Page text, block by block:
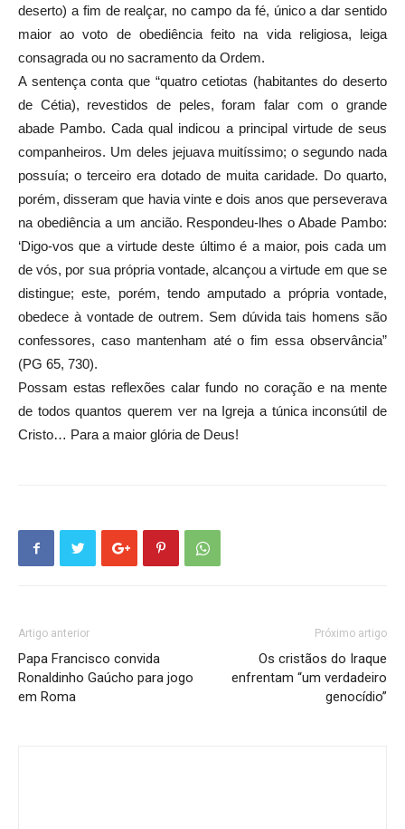
deserto) a fim de realçar, no campo da fé, único a dar sentido
maior ao voto de obediência feito na vida religiosa, leiga
consagrada ou no sacramento da Ordem.
A sentença conta que “quatro cetiotas (habitantes do deserto
de Cétia), revestidos de peles, foram falar com o grande
abade Pambo. Cada qual indicou a principal virtude de seus
companheiros. Um deles jejuava muitíssimo; o segundo nada
possuía; o terceiro era dotado de muita caridade. Do quarto,
porém, disseram que havia vinte e dois anos que perseverava
na obediência a um ancião. Respondeu-lhes o Abade Pambo:
‘Digo-vos que a virtude deste último é a maior, pois cada um
de vós, por sua própria vontade, alcançou a virtude em que se
distingue; este, porém, tendo amputado a própria vontade,
obedece à vontade de outrem. Sem dúvida tais homens são
confessores, caso mantenham até o fim essa observância”
(PG 65, 730).
Possam estas reflexões calar fundo no coração e na mente
de todos quantos querem ver na Igreja a túnica inconsútil de
Cristo… Para a maior glória de Deus!
Artigo anterior
Papa Francisco convida
Ronaldinho Gaúcho para jogo
em Roma
Próximo artigo
Os cristãos do Iraque
enfrentam “um verdadeiro
genocídio”